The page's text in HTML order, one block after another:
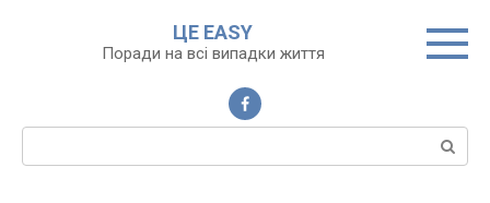
ЦЕ EASY
Поради на всі випадки життя
Пошук: